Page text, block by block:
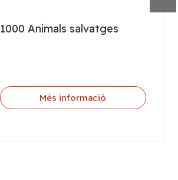
1000 Animals salvatges
Més informació